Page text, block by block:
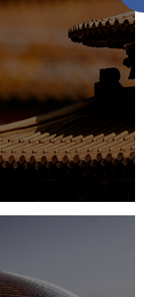
博物馆网站建设
题 网站代运营